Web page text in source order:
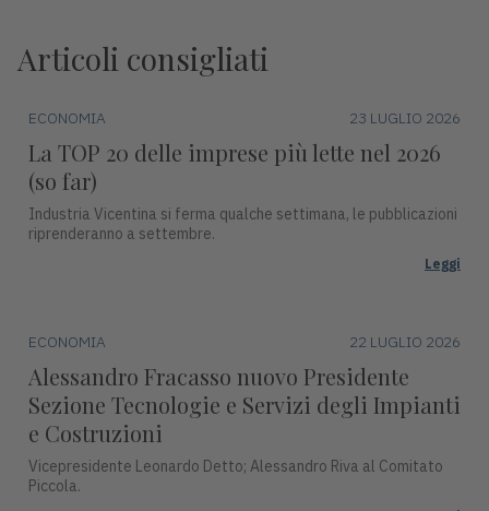
Articoli consigliati
ECONOMIA 23 LUGLIO 2026
La TOP 20 delle imprese più lette nel 2026
(so far)
Industria Vicentina si ferma qualche settimana, le pubblicazioni
riprenderanno a settembre.
Leggi
ECONOMIA 22 LUGLIO 2026
Alessandro Fracasso nuovo Presidente
Sezione Tecnologie e Servizi degli Impianti
e Costruzioni
Vicepresidente Leonardo Detto; Alessandro Riva al Comitato
Piccola.